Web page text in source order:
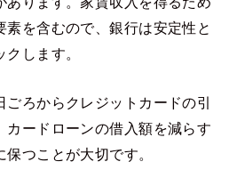
素を含むので、銀行は安定性と
します。
ごろからクレジットカードの引
カードローンの借入額を減らす
つことが大切です。